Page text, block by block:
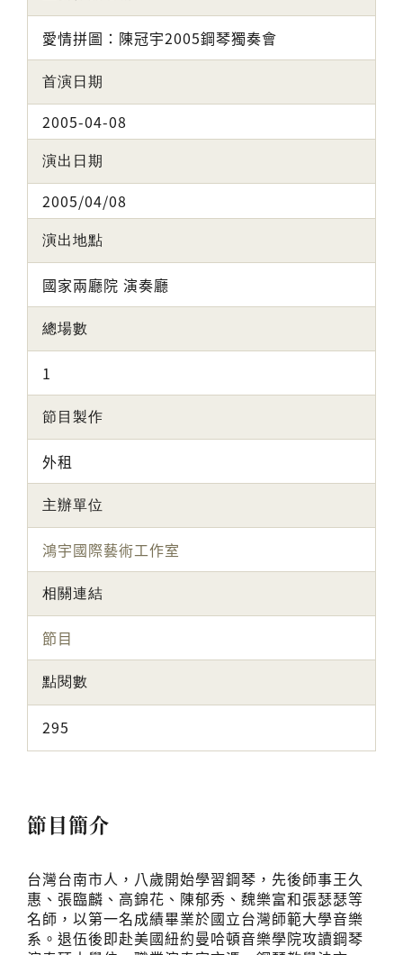
愛情拼圖：陳冠宇2005鋼琴獨奏會
首演日期
2005-04-08
演出日期
2005/04/08
演出地點
國家兩廳院 演奏廳
總場數
1
節目製作
外租
主辦單位
鴻宇國際藝術工作室
相關連結
節目
點閱數
295
節目簡介
台灣台南市人，八歲開始學習鋼琴，先後師事王久
惠、張臨麟、高錦花、陳郁秀、魏樂富和張瑟瑟等
名師，以第一名成績畢業於國立台灣師範大學音樂
系。退伍後即赴美國紐約曼哈頓音樂學院攻讀鋼琴